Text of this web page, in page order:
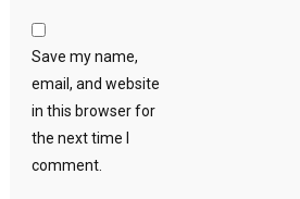
Save my name,
email, and website
in this browser for
the next time I
comment.